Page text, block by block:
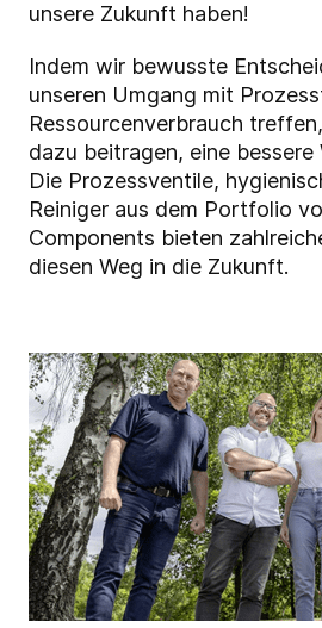
unsere Zukunft haben!
Indem wir bewusste
unseren Umgang mit
Ressourcenverbrauch
dazu beitragen, eine
Die Prozessventile,
Reiniger aus dem Portfolio
Components bieten
diesen Weg in die Zukunft.